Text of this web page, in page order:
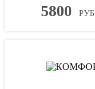
5800 РУБ.